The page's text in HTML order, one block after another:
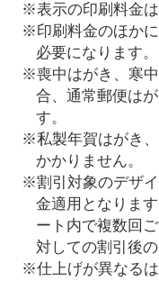
※表示の印刷料金は
※印刷料金のほか
必要になります。
※喪中はがき、寒
合、通常郵便は
す。
※私製年賀はがき
かかりません。
※割引対象のデザ
金適用となりま
ート内で複数回
対しての割引後
※仕上げが異なる